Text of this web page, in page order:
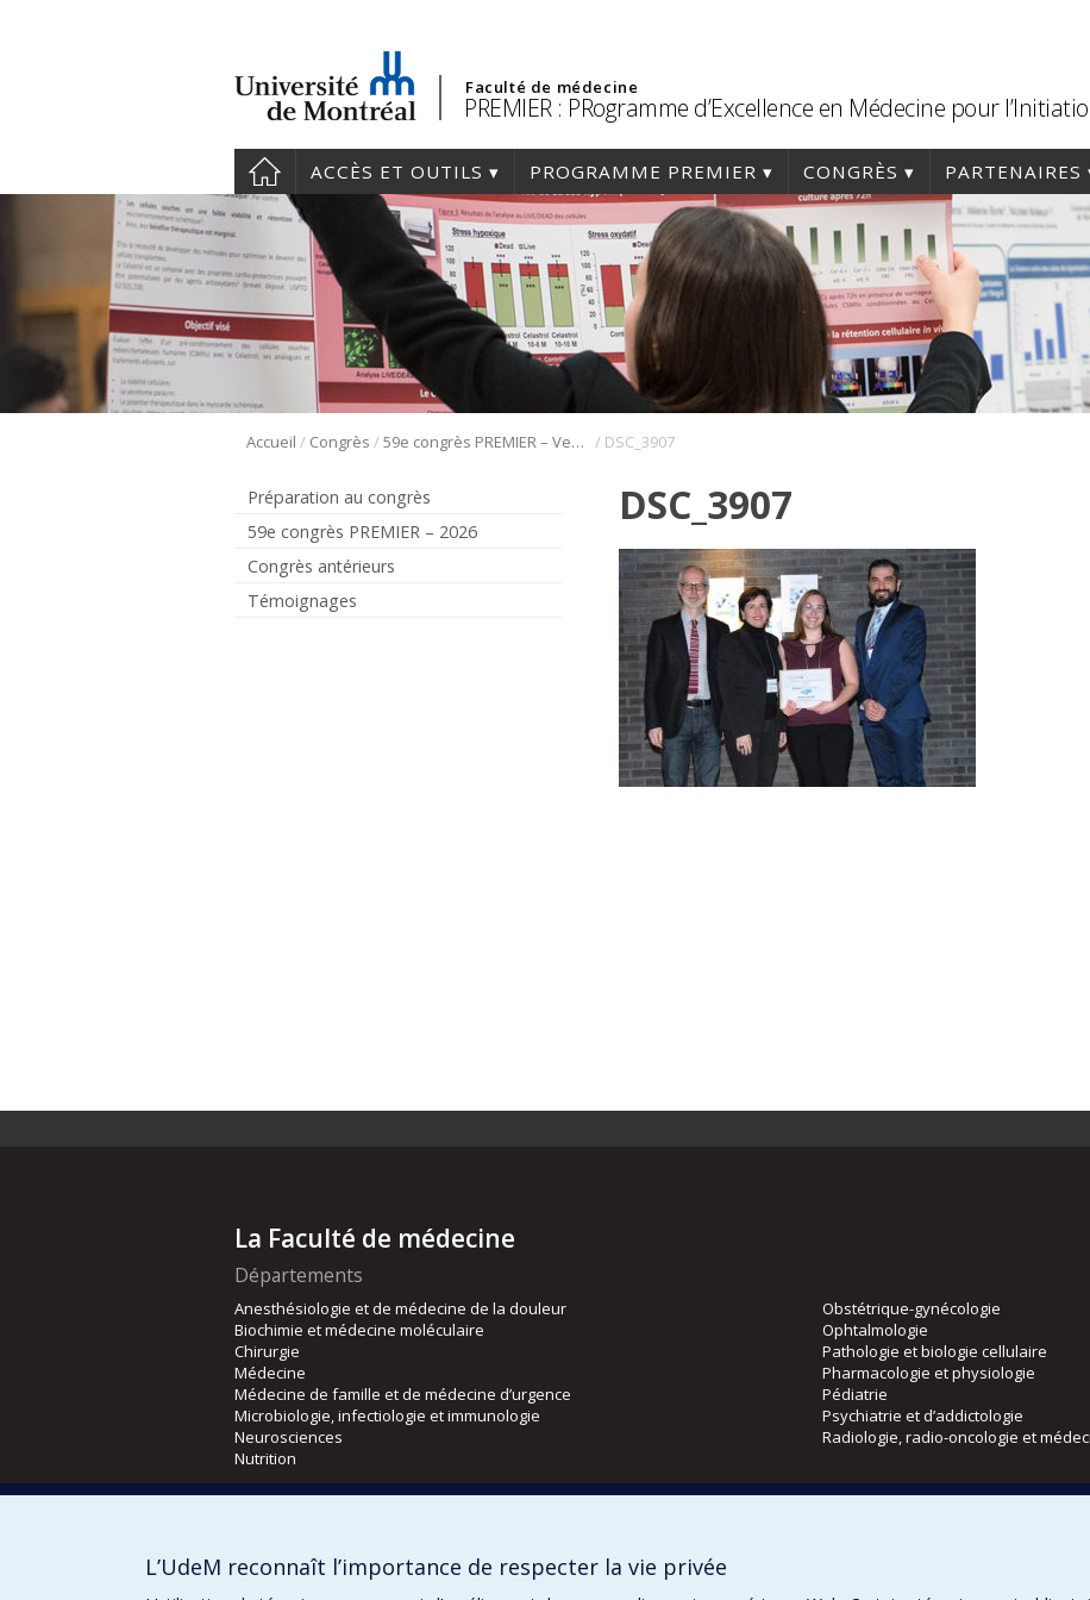
Faculté de médecine
PREMIER : PRogramme d’Excellence en Médecine pour
ACCÈS ET OUTILS PROGRAMME PREMIER CONGRÈS PARTENAIRES
Accueil / Congrès / 59e congrès PREMIER – Vendredi 30 Janvier 2026 / DSC_3907
Préparation au congrès
59e congrès PREMIER – 2026
Congrès antérieurs
Témoignages
DSC_3907
La Faculté de médecine
Départements
Anesthésiologie et de médecine de la douleur
Biochimie et médecine moléculaire
Chirurgie
Médecine
Médecine de famille et de médecine d’urgence
Microbiologie, infectiologie et immunologie
Neurosciences
Nutrition
Obstétrique-gynécologie
Ophtalmologie
Pathologie et biologie cellulaire
Pharmacologie et physiologie
Pédiatrie
Psychiatrie et d’addictologie
Radiologie, radio-oncologie et
Orthophonie et audiologie
L’UdeM reconnaît l’importance de respecter la vie privée